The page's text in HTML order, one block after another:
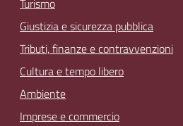
Turismo
Giustizia e sicurezza pubblica
Tributi, finanze e contravvenzioni
Cultura e tempo libero
Ambiente
Imprese e commercio